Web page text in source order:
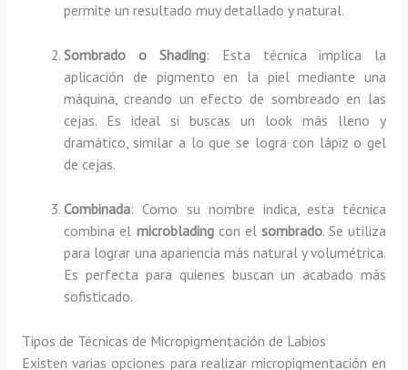
permite un resultado muy detallado y natural.
Sombrado o Shading: Esta técnica implica la
aplicación de pigmento en la piel mediante una
máquina, creando un efecto de sombreado en las
cejas. Es ideal si buscas un look más lleno y
dramático, similar a lo que se logra con lápiz o gel
de cejas.
Combinada: Como su nombre indica, esta técnica
combina el microbladingcon el sombrado. Se utiliza
para lograr una apariencia más natural y volumétrica.
Es perfecta para quienes buscan un acabado más
sofisticado.
Tipos de Técnicas de Micropigmentación de Labios
Existen varias opciones para realizar micropigmentación en